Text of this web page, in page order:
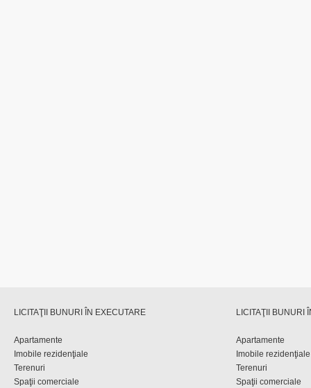
LICITAŢII BUNURI ÎN EXECUTARE
Apartamente
Imobile rezidenţiale
Terenuri
Spaţii comerciale
LICITAŢII BUNURI
Apartamente
Imobile rezidenţiale
Terenuri
Spaţii comerciale